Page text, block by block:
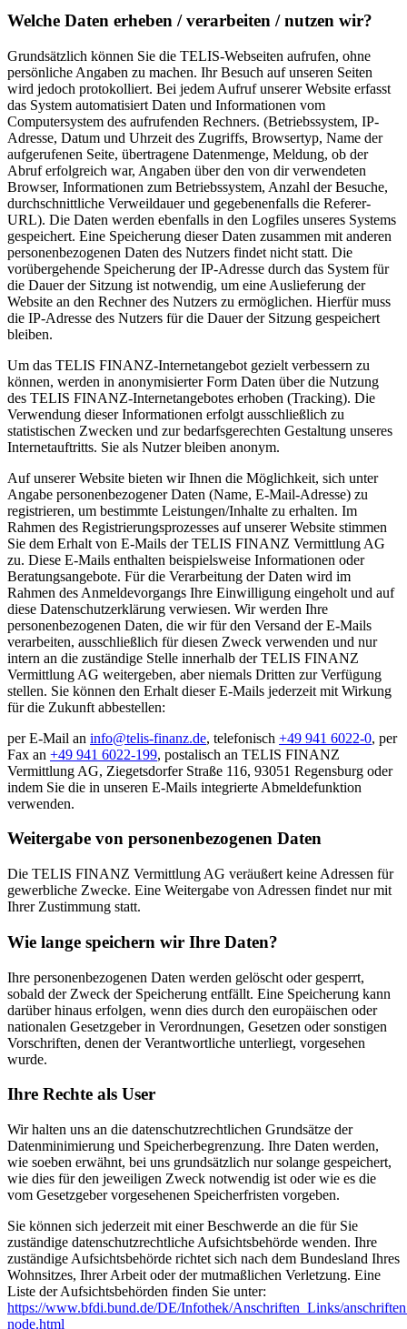
Welche Daten erheben / verarbeiten / nutzen wir?
Grundsätzlich können Sie die TELIS-Webseiten aufrufen, ohne
persönliche Angaben zu machen. Ihr Besuch auf unseren Seiten
wird jedoch protokolliert. Bei jedem Aufruf unserer Website erfasst
das System automatisiert Daten und Informationen vom
Computersystem des aufrufenden Rechners. (Betriebssystem, IP-
Adresse, Datum und Uhrzeit des Zugriffs, Browsertyp, Name der
aufgerufenen Seite, übertragene Datenmenge, Meldung, ob der
Abruf erfolgreich war, Angaben über den von dir verwendeten
Browser, Informationen zum Betriebssystem, Anzahl der Besuche,
durchschnittliche Verweildauer und gegebenenfalls die Referer-
URL). Die Daten werden ebenfalls in den Logfiles unseres Systems
gespeichert. Eine Speicherung dieser Daten zusammen mit anderen
personenbezogenen Daten des Nutzers findet nicht statt. Die
vorübergehende Speicherung der IP-Adresse durch das System für
die Dauer der Sitzung ist notwendig, um eine Auslieferung der
Website an den Rechner des Nutzers zu ermöglichen. Hierfür muss
die IP-Adresse des Nutzers für die Dauer der Sitzung gespeichert
bleiben.
Um das TELIS FINANZ-Internetangebot gezielt verbessern zu
können, werden in anonymisierter Form Daten über die Nutzung
des TELIS FINANZ-Internetangebotes erhoben (Tracking). Die
Verwendung dieser Informationen erfolgt ausschließlich zu
statistischen Zwecken und zur bedarfsgerechten Gestaltung unseres
Internetauftritts. Sie als Nutzer bleiben anonym.
Auf unserer Website bieten wir Ihnen die Möglichkeit, sich unter
Angabe personenbezogener Daten (Name, E-Mail-Adresse) zu
registrieren, um bestimmte Leistungen/Inhalte zu erhalten. Im
Rahmen des Registrierungsprozesses auf unserer Website stimmen
Sie dem Erhalt von E-Mails der TELIS FINANZ Vermittlung AG
zu. Diese E-Mails enthalten beispielsweise Informationen oder
Beratungsangebote. Für die Verarbeitung der Daten wird im
Rahmen des Anmeldevorgangs Ihre Einwilligung eingeholt und auf
diese Datenschutzerklärung verwiesen. Wir werden Ihre
personenbezogenen Daten, die wir für den Versand der E-Mails
verarbeiten, ausschließlich für diesen Zweck verwenden und nur
intern an die zuständige Stelle innerhalb der TELIS FINANZ
Vermittlung AG weitergeben, aber niemals Dritten zur Verfügung
stellen. Sie können den Erhalt dieser E-Mails jederzeit mit Wirkung
für die Zukunft abbestellen:
per E-Mail an info@telis-finanz.de, telefonisch +49 941 6022-0, per
Fax an +49 941 6022-199, postalisch an TELIS FINANZ
Vermittlung AG, Ziegetsdorfer Straße 116, 93051 Regensburg oder
indem Sie die in unseren E-Mails integrierte Abmeldefunktion
verwenden.
Weitergabe von personenbezogenen Daten
Die TELIS FINANZ Vermittlung AG veräußert keine Adressen für
gewerbliche Zwecke. Eine Weitergabe von Adressen findet nur mit
Ihrer Zustimmung statt.
Wie lange speichern wir Ihre Daten?
Ihre personenbezogenen Daten werden gelöscht oder gesperrt,
sobald der Zweck der Speicherung entfällt. Eine Speicherung kann
darüber hinaus erfolgen, wenn dies durch den europäischen oder
nationalen Gesetzgeber in Verordnungen, Gesetzen oder sonstigen
Vorschriften, denen der Verantwortliche unterliegt, vorgesehen
wurde.
Ihre Rechte als User
Wir halten uns an die datenschutzrechtlichen Grundsätze der
Datenminimierung und Speicherbegrenzung. Ihre Daten werden,
wie soeben erwähnt, bei uns grundsätzlich nur solange gespeichert,
wie dies für den jeweiligen Zweck notwendig ist oder wie es die
vom Gesetzgeber vorgesehenen Speicherfristen vorgeben.
Sie können sich jederzeit mit einer Beschwerde an die für Sie
zuständige datenschutzrechtliche Aufsichtsbehörde wenden. Ihre
zuständige Aufsichtsbehörde richtet sich nach dem Bundesland Ihres
Wohnsitzes, Ihrer Arbeit oder der mutmaßlichen Verletzung. Eine
Liste der Aufsichtsbehörden finden Sie unter:
https://www.bfdi.bund.de/DE/Infothek/Anschriften_Links/
node.html